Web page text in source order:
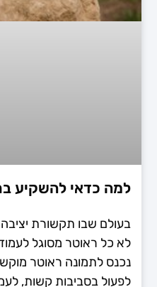
למה כדאי להשקיע
בעולם שבו תקשורת
לא כל ראוטר מסוגל
נכנס לתמונה ראוטר
לפעול בסביבות קשות,